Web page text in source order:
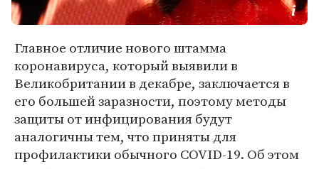
Главное отличие нового штамма
коронавируса, который выявили в
Великобритании в декабре, заключается в
его большей заразности, поэтому методы
защиты от инфицирования будут
аналогичны тем, что приняты для
профилактики обычного COVID-19. Об этом